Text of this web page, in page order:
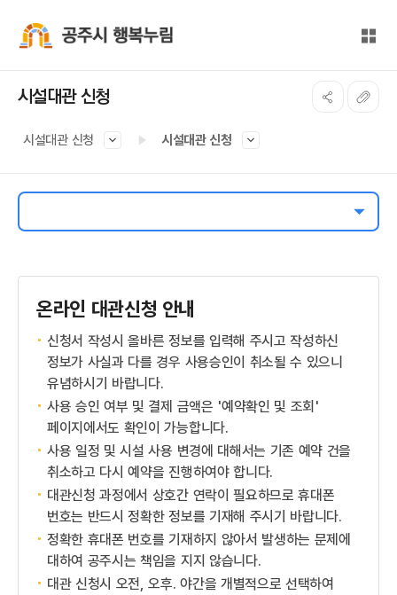
전체
시설대관 신청
시설대관 신청 시설대관 신청
온라인 대관신청 안내
신청서 작성시 올바른 정보를 입력해 주시고 작성하신
정보가 사실과 다를 경우 사용승인이 취소될 수 있으니
유념하시기 바랍니다.
사용 승인 여부 및 결제 금액은 '예약확인 및 조회'
페이지에서도 확인이 가능합니다.
사용 일정 및 시설 사용 변경에 대해서는 기존 예약 건을
취소하고 다시 예약을 진행하여야 합니다.
대관신청 과정에서 상호간 연락이 필요하므로 휴대폰
번호는 반드시 정확한 정보를 기재해 주시기 바랍니다.
정확한 휴대폰 번호를 기재하지 않아서 발생하는 문제에
대하여 공주시는 책임을 지지 않습니다.
대관 신청시 오전, 오후. 야간을 개별적으로 선택하여